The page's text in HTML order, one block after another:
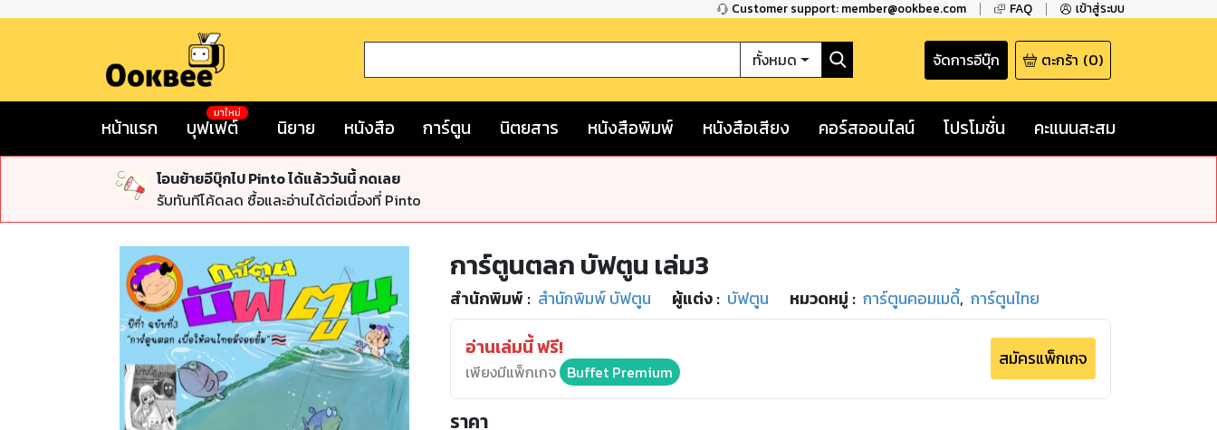
Customer support: member@ookbee.com FAQ เข้าสู่ระบบ
ทั้งหมด จัดการอีบุ๊ก ตะกร้า (0)
หน้าแรก บุฟเฟต์
มาใหม่
นิยาย หนังสือ การ์ตูน นิตยสาร หนังสือพิมพ์ หนังสือเสียง คอร์สออนไลน์ โปรโมชั่น คะแนนสะสม
โอนย้ายอีบุ๊กไป Pinto ได้แล้ววันนี้ กดเลย
รับทันทีโค้ดลด ซื้อและอ่านได้ต่อเนื่องที่ Pinto
การ์ตูนตลก บัฟตูน เล่ม3
สำนักพิมพ์ : สำนักพิมพ์ บัฟตูน ผู้แต่ง : บัฟตูน หมวดหมู่ : การ์ตูนคอมเมดี้, การ์ตูนไทย
อ่านเล่มนี้ ฟรี!
เพียงมีแพ็กเกจ Buffet Premium
สมัครแพ็กเกจ
ราคา